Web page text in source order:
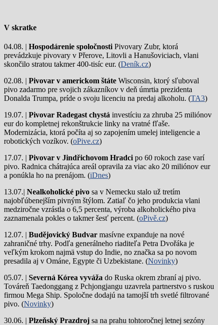
V skratke
04.08. | Hospodárenie spoločnosti Pivovary Zubr, ktorá
prevádzkuje pivovary v Přerove, Litovli a Hanušoviciach, vlani
skončilo stratou takmer 400-tisíc eur. (Deník.cz)
02.08. | Pivovar v americkom štáte Wisconsin, ktorý sľuboval
pivo zadarmo pre svojich zákazníkov v deň úmrtia prezidenta
Donalda Trumpa, príde o svoju licenciu na predaj alkoholu. (TA3)
19.07. | Pivovar Radegast chystá investíciu za zhruba 25 miliónov
eur do kompletnej rekonštrukcie linky na vratné fľaše.
Modernizácia, ktorá počíta aj so zapojením umelej inteligencie a
robotických vozíkov. (oPive.cz)
17.07. | Pivovar v Jindřichovom Hradci po 60 rokoch zase varí
pivo. Radnica chátrajúca areál opravila za viac ako 20 miliónov eur
a ponúkla ho na prenájom. (iDnes)
13.07.| Nealkoholické pivo sa v Nemecku stalo už tretím
najobľúbenejším pivným štýlom. Zatiaľ čo jeho produkcia vlani
medziročne vzrástla o 6,5 percenta, výroba alkoholického piva
zaznamenala pokles o takmer šesť percent. (oPivě.cz)
12.07. | Budějovický Budvar masívne expanduje na nové
zahraničné trhy. Podľa generálneho riaditeľa Petra Dvořáka je
veľkým krokom najmä vstup do Indie, no značka sa po novom
presadila aj v Ománe, Egypte či Uzbekistane. (Novinky)
05.07. | Severná Kórea vyváža do Ruska okrem zbraní aj pivo.
Továreň Taedonggang z Pchjongjangu uzavrela partnerstvo s ruskou
firmou Mega Ship. Spoločne dodajú na tamojší trh svetlé filtrované
pivo. (Novinky)
30.06. | Plzeňský Prazdroj sa na prahu tohtoročnej letnej sezóny